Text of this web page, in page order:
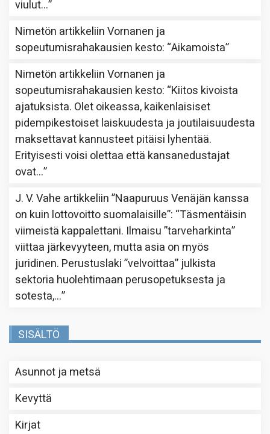
viulut…”
Nimetön artikkeliinVornanen ja
sopeutumisrahakausien kesto: “Aikamoista”
Nimetön artikkeliinVornanen ja
sopeutumisrahakausien kesto: “Kiitos kivoista
ajatuksista. Olet oikeassa, kaikenlaisiset
pidempikestoiset laiskuudesta ja joutilaisuudesta
maksettavat kannusteet pitäisi lyhentää.
Erityisesti voisi olettaa että kansanedustajat
ovat…”
J. V. Vahe artikkeliin”Naapuruus Venäjän kanssa
on kuin lottovoitto suomalaisille”: “Täsmentäisin
viimeistä kappalettani. Ilmaisu ”tarveharkinta”
viittaa järkevyyteen, mutta asia on myös
juridinen. Perustuslaki ”velvoittaa” julkista
sektoria huolehtimaan perusopetuksesta ja
sotesta,…”
SISÄLTÖ
Asunnot ja metsä
Kevyttä
Kirjat